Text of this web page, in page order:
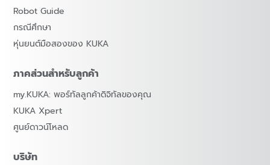
Robot Guide
กรณีศึกษา
หุ่นยนต์มือสองของ KUKA
ภาคส่วนสำหรับลูกค้า
my.KUKA: พอร์ทัลลูกค้าดิจิทัลของคุณ
KUKA Xpert
ศูนย์ดาวน์โหลด
บริษัท